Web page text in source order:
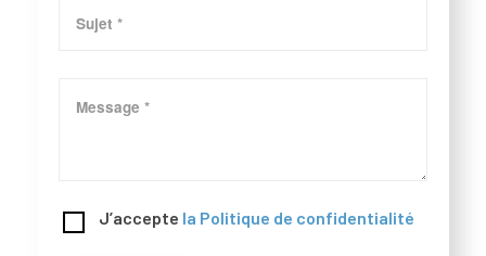
J’accepte la Politique de confidentialité